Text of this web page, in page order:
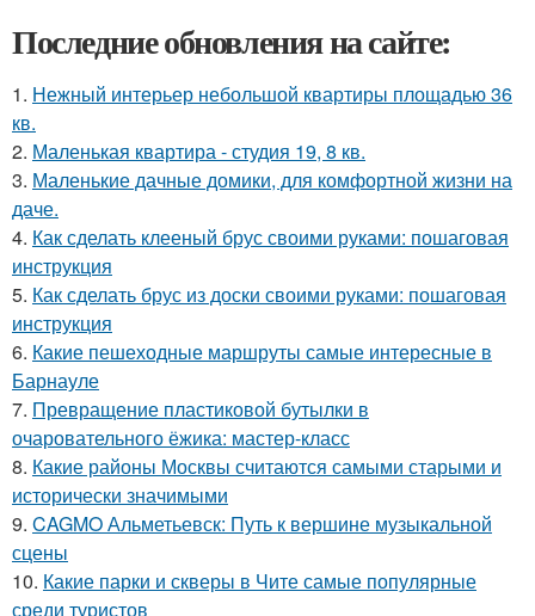
Последние обновления на сайте:
1. Нежный интерьер небольшой квартиры площадью 36
кв.
2. Маленькая квартира - студия 19, 8 кв.
3. Маленькие дачные домики, для комфортной жизни на
даче.
4. Как сделать клееный брус своими руками: пошаговая
инструкция
5. Как сделать брус из доски своими руками: пошаговая
инструкция
6. Какие пешеходные маршруты самые интересные в
Барнауле
7. Превращение пластиковой бутылки в
очаровательного ёжика: мастер-класс
8. Какие районы Москвы считаются самыми старыми и
исторически значимыми
9. CAGMO Альметьевск: Путь к вершине музыкальной
сцены
10. Какие парки и скверы в Чите самые популярные
среди туристов